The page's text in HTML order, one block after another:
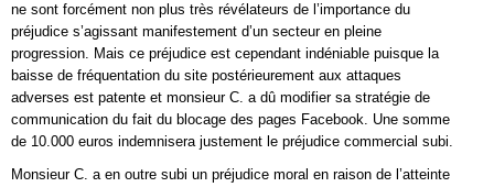
ne sont forcément non plus très révélateurs de l’importance du
préjudice s’agissant manifestement d’un secteur en pleine
progression. Mais ce préjudice est cependant indéniable puisque la
baisse de fréquentation du site postérieurement aux attaques
adverses est patente et monsieur C. a dû modifier sa stratégie de
communication du fait du blocage des pages Facebook. Une somme
de 10.000 euros indemnisera justement le préjudice commercial subi.
Monsieur C. a en outre subi un préjudice moral en raison de l’atteinte